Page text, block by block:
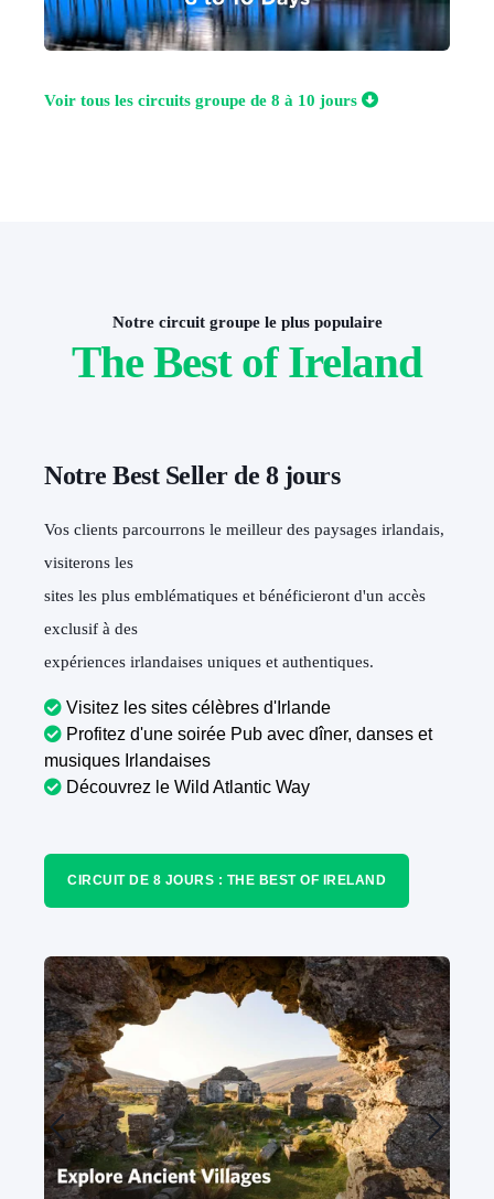
Voir tous les circuits groupe de 8 à 10 jours
Notre circuit groupe le plus populaire
The Best of Ireland
Notre Best Seller de 8 jours
Vos clients parcourrons le meilleur des paysages irlandais,
visiterons les
sites les plus emblématiques et bénéficieront d'un accès
exclusif à des
expériences irlandaises uniques et authentiques.
Visitez les sites célèbres d'Irlande
Profitez d'une soirée Pub avec dîner, danses et
musiques Irlandaises
Découvrez le Wild Atlantic Way
CIRCUIT DE 8 JOURS : THE BEST OF IRELAND